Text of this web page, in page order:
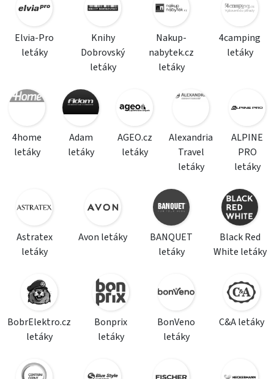
Elvia-Pro
letáky
Knihy
Dobrovský
letáky
Nakup-
nabytek.cz
letáky
4camping
letáky
4home
letáky
Adam
letáky
AGEO.cz
letáky
Alexandria
Travel
letáky
ALPINE
PRO
letáky
Astratex
letáky
Avon letáky
BANQUET
letáky
Black Red
White letáky
BobrElektro.cz
letáky
Bonprix
letáky
BonVeno
letáky
C&A letáky